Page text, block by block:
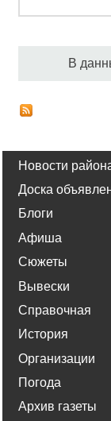
В
Новости
Доска
Блоги
Афиша
Сюжеты
Вывески
Справочная
История
Организации
Погода
Архив газеты